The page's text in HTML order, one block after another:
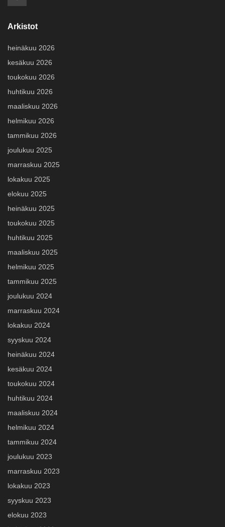
Arkistot
heinäkuu 2026
kesäkuu 2026
toukokuu 2026
huhtikuu 2026
maaliskuu 2026
helmikuu 2026
tammikuu 2026
joulukuu 2025
marraskuu 2025
lokakuu 2025
elokuu 2025
heinäkuu 2025
toukokuu 2025
huhtikuu 2025
maaliskuu 2025
helmikuu 2025
tammikuu 2025
joulukuu 2024
marraskuu 2024
lokakuu 2024
syyskuu 2024
heinäkuu 2024
kesäkuu 2024
toukokuu 2024
huhtikuu 2024
maaliskuu 2024
helmikuu 2024
tammikuu 2024
joulukuu 2023
marraskuu 2023
lokakuu 2023
syyskuu 2023
elokuu 2023